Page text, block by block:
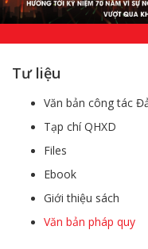
Tư liệu
Văn bản công tác
Tạp chí QHXD
Files
Ebook
Giới thiệu sách
Văn bản pháp quy